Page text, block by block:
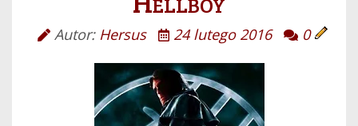
Autor: Hersus 24 lutego 2016 0